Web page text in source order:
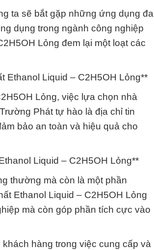
ta sẽ bắt gặp những ứng dụng đa
dụng trong ngành công nghiệp
Lỏng đem lại một loạt các
Ethanol Liquid – C2H5OH Lỏng**
Lỏng, việc lựa chọn nhà
Phát tự hào là địa chỉ tin
bảo an toàn và hiệu quả cho
Liquid – C2H5OH Lỏng**
thường mà còn là một phần
Ethanol Liquid – C2H5OH Lỏng
mà còn góp phần tích cực vào
hàng trong việc cung cấp và